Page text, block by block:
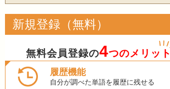
新規登録（無料）
無料会員登録の4つのメリット
履歴機能
自分が調べた単語を履歴に残せる